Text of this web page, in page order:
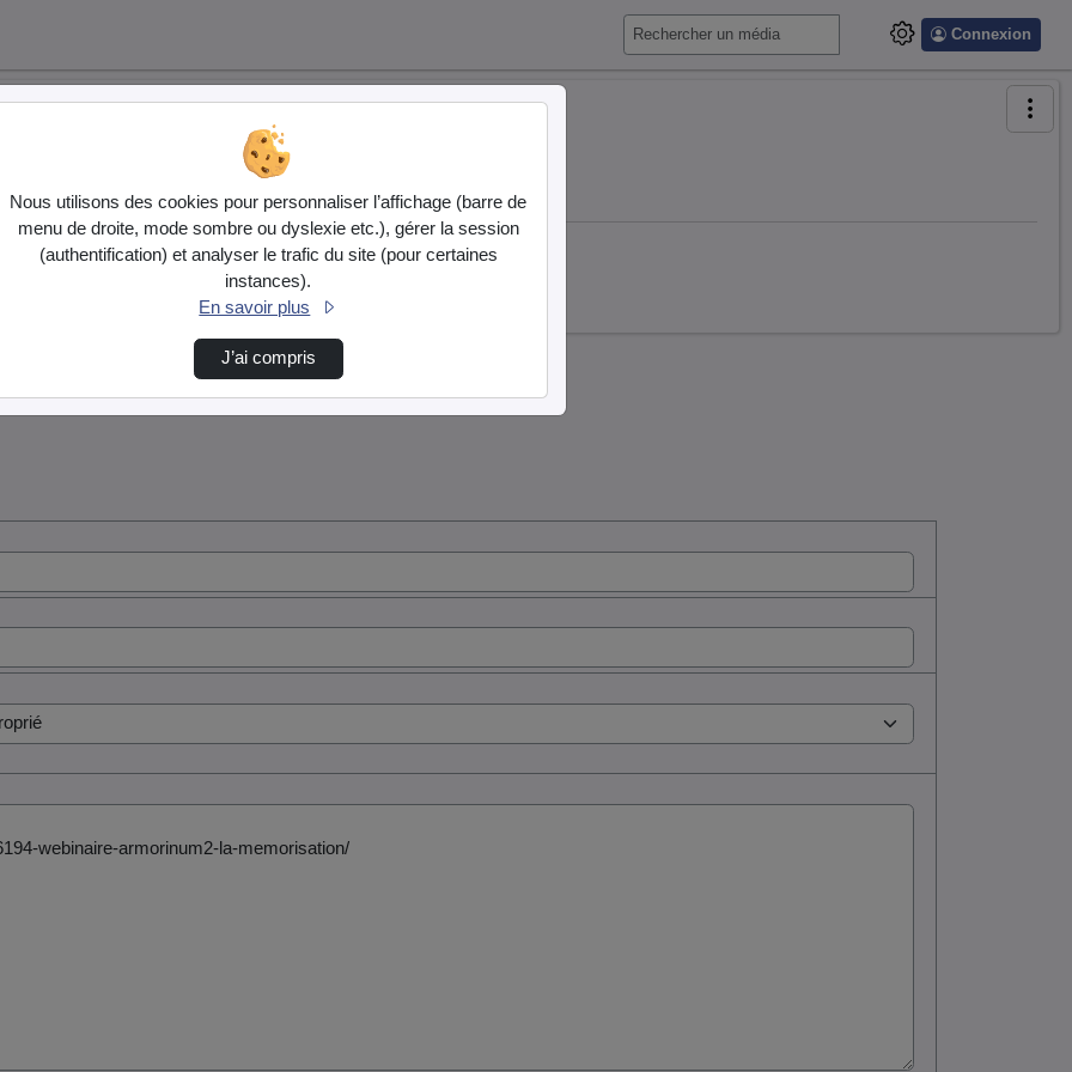
Connexion
Nous utilisons des cookies pour personnaliser l’affichage (barre de
menu de droite, mode sombre ou dyslexie etc.), gérer la session
(authentification) et analyser le trafic du site (pour certaines
instances).
En savoir plus
J’ai compris